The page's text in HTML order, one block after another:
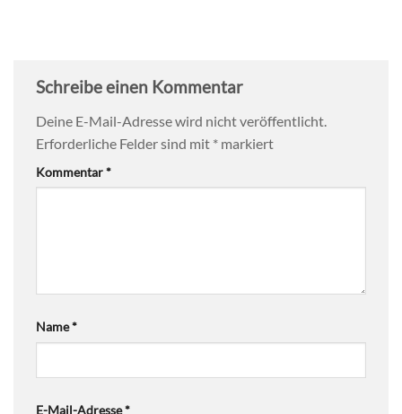
Schreibe einen Kommentar
Deine E-Mail-Adresse wird nicht veröffentlicht.
Erforderliche Felder sind mit * markiert
Kommentar*
Name*
E-Mail-Adresse*